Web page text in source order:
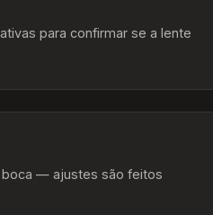
para confirmar se a lente
boca — ajustes são feitos